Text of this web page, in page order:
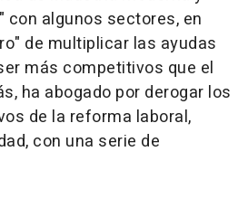
algunos sectores, en
de multiplicar las ayudas
más competitivos que el
ha abogado por derogar los
de la reforma laboral,
con una serie de